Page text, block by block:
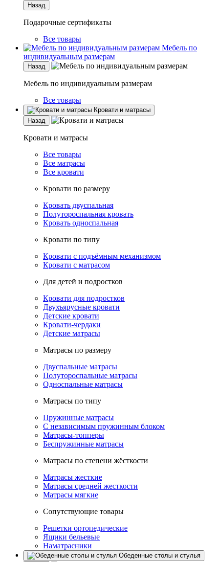
Назад
Подарочные сертификаты
Все товары
Мебель по
индивидуальным размерам
Назад
Мебель по индивидуальным размерам
Все товары
Кровати и матрасы
Назад
Кровати и матрасы
Все товары
Все матрасы
Все кровати
Кровати по размеру
Кровать двуспальная
Полутороспальная кровать
Кровать односпальная
Кровати по типу
Кровати с подъёмным механизмом
Кровати с матрасом
Для детей и подростков
Кровати для подростков
Двухъярусные кровати
Детские кровати
Кровати-чердаки
Детские матрасы
Матрасы по размеру
Двуспальные матрасы
Полутороспальные матрасы
Односпальные матрасы
Матрасы по типу
Пружинные матрасы
С независимым пружинным блоком
Матрасы-топперы
Беспружинные матрасы
Матрасы по степени жёсткости
Матрасы жесткие
Матрасы средней жесткости
Матрасы мягкие
Сопутствующие товары
Решетки ортопедические
Ящики бельевые
Наматрасники
Обеденные столы и стулья